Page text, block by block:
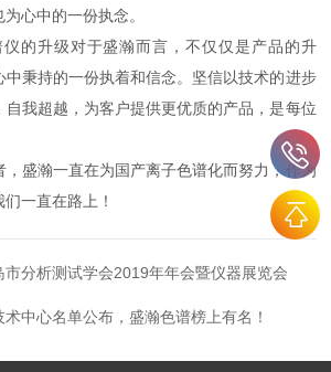
心中的一份执念。
的升级对于盛瀚而言，不仅仅是产品的升
中秉持的一份执着和信念。坚信以技术的进步
我超越，为客户提供更优质的产品，是每位
，盛瀚一直在为国产离子色谱化而努力，作为
一直在路上！
市分析测试学会2019年年会暨仪器展览会
中心名单公布，盛瀚色谱榜上有名！